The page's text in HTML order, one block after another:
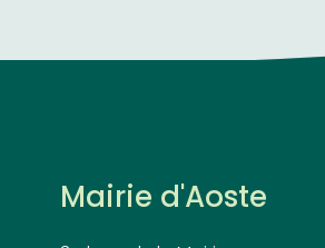
Mairie d'Aoste